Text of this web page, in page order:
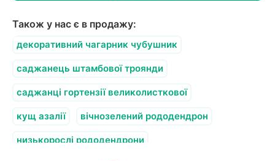
Також у нас є в продажу:
декоративний чагарник чубушник
саджанець штамбової троянди
саджанці гортензії великолисткової
кущ азалії вічнозелений рододендрон
низькорослі рододендрони